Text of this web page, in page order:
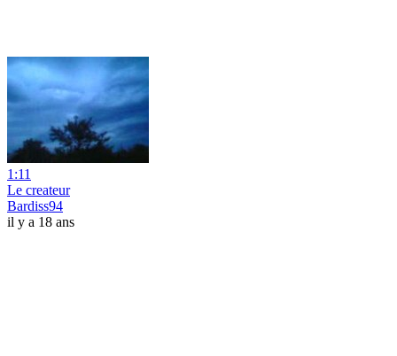
1:11
Le createur
Bardiss94
il y a 18 ans